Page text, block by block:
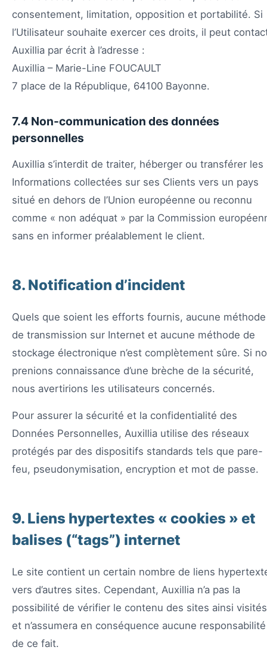
consentement, limitation, opposition et portabilité. Si
l’Utilisateur souhaite exercer ces droits, il peut
Auxillia par écrit à l’adresse :
Auxillia – Marie-Line FOUCAULT
7 place de la République, 64100 Bayonne.
7.4 Non-communication des données
personnelles
Auxillia s’interdit de traiter, héberger ou transférer les
Informations collectées sur ses Clients vers un pays
situé en dehors de l’Union européenne ou reconnu
comme « non adéquat » par la Commission
sans en informer préalablement le client.
8. Notification d’incident
Quels que soient les efforts fournis, aucune méthode
de transmission sur Internet et aucune méthode de
stockage électronique n’est complètement sûre. Si
prenions connaissance d’une brèche de la sécurité,
nous avertirions les utilisateurs concernés.
Pour assurer la sécurité et la confidentialité des
Données Personnelles, Auxillia utilise des réseaux
protégés par des dispositifs standards tels que pare-
feu, pseudonymisation, encryption et mot de passe.
9. Liens hypertextes « cookies » et
balises (“tags”) internet
Le site contient un certain nombre de liens
vers d’autres sites. Cependant, Auxillia n’a pas la
possibilité de vérifier le contenu des sites ainsi
et n’assumera en conséquence aucune responsabilité
de ce fait.